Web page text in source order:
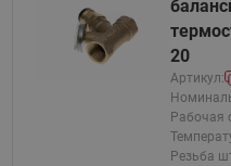
20
Артикул:
Рабочая
Резьба